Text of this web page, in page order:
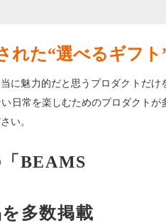
れた“選べるギフト
に魅力的だと思うプロダクトだけ
日常を楽しむためのプロダクトが
い。
BEAMS
多数掲載